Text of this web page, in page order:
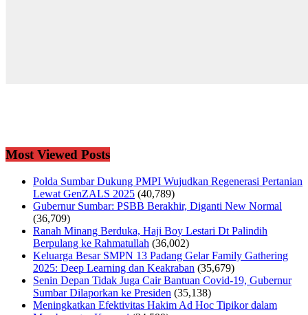
Most Viewed Posts
Polda Sumbar Dukung PMPI Wujudkan Regenerasi Pertanian
Lewat GenZALS 2025 (40,789)
Gubernur Sumbar: PSBB Berakhir, Diganti New Normal
(36,709)
Ranah Minang Berduka, Haji Boy Lestari Dt Palindih
Berpulang ke Rahmatullah (36,002)
Keluarga Besar SMPN 13 Padang Gelar Family Gathering
2025: Deep Learning dan Keakraban (35,679)
Senin Depan Tidak Juga Cair Bantuan Covid-19, Gubernur
Sumbar Dilaporkan ke Presiden (35,138)
Meningkatkan Efektivitas Hakim Ad Hoc Tipikor dalam